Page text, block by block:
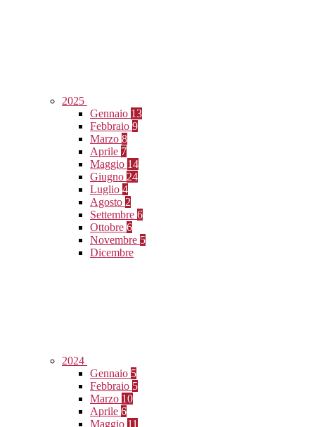
2025
Gennaio 13
Febbraio 9
Marzo 8
Aprile 7
Maggio 14
Giugno 24
Luglio 4
Agosto 2
Settembre 6
Ottobre 6
Novembre 5
Dicembre
2024
Gennaio 5
Febbraio 5
Marzo 10
Aprile 6
Maggio 11